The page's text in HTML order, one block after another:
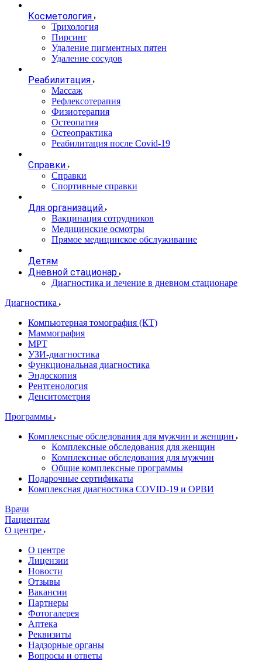
Косметология
Трихология
Пирсинг
Удаление пигментных пятен
Удаление сосудов
Реабилитация
Массаж
Рефлексотерапия
Физиотерапия
Остеопатия
Остеопрактика
Реабилитация после Covid-19
Справки
Справки
Спортивные справки
Для организаций
Вакцинация сотрудников
Медицинские осмотры
Прямое медицинское обслуживание
Детям
Дневной стационар
Диагностика и лечение в дневном стационаре
Диагностика
Компьютерная томография (КТ)
Маммография
МРТ
УЗИ-диагностика
Функциональная диагностика
Эндоскопия
Рентгенология
Денситометрия
Программы
Комплексные обследования для мужчин и женщин
Комплексные обследования для женщин
Комплексные обследования для мужчин
Общие комплексные программы
Подарочные сертификаты
Комплексная диагностика COVID-19 и ОРВИ
Врачи
Пациентам
О центре
О центре
Лицензии
Новости
Отзывы
Вакансии
Партнеры
Фотогалерея
Аптека
Реквизиты
Надзорные органы
Вопросы и ответы